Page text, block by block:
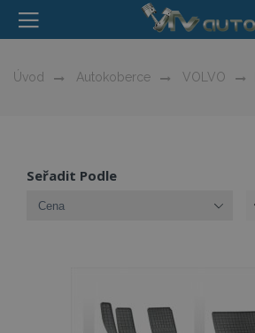
Úvod Autokoberce VOLVO
Seřadit Podle